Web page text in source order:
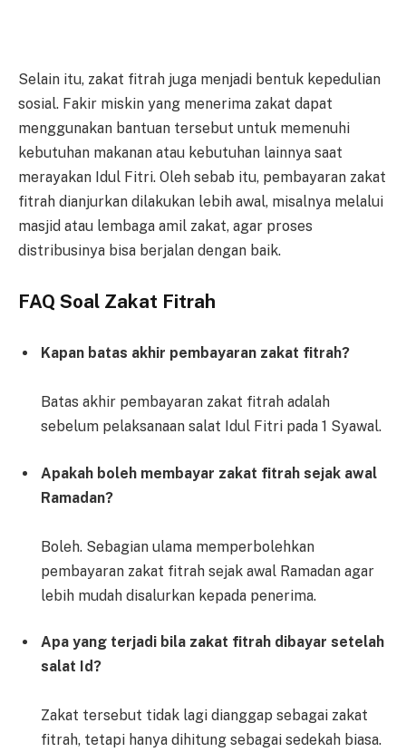
Selain itu, zakat fitrah juga menjadi bentuk kepedulian
sosial. Fakir miskin yang menerima zakat dapat
menggunakan bantuan tersebut untuk memenuhi
kebutuhan makanan atau kebutuhan lainnya saat
merayakan Idul Fitri. Oleh sebab itu, pembayaran zakat
fitrah dianjurkan dilakukan lebih awal, misalnya melalui
masjid atau lembaga amil zakat, agar proses
distribusinya bisa berjalan dengan baik.
FAQ Soal Zakat Fitrah
Kapan batas akhir pembayaran zakat fitrah?
Batas akhir pembayaran zakat fitrah adalah
sebelum pelaksanaan salat Idul Fitri pada 1 Syawal.
Apakah boleh membayar zakat fitrah sejak awal
Ramadan?
Boleh. Sebagian ulama memperbolehkan
pembayaran zakat fitrah sejak awal Ramadan agar
lebih mudah disalurkan kepada penerima.
Apa yang terjadi bila zakat fitrah dibayar setelah
salat Id?
Zakat tersebut tidak lagi dianggap sebagai zakat
fitrah, tetapi hanya dihitung sebagai sedekah biasa.